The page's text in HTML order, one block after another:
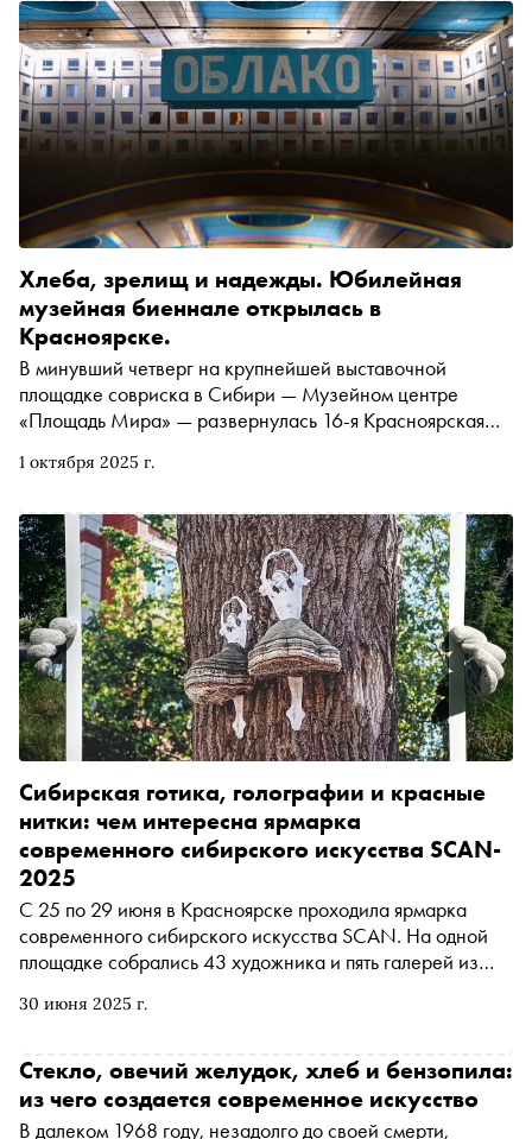
1 октября 2025 г.
Хлеба, зрелищ и надежды. Юбилейная
музейная биеннале открылась в
Красноярске.
В минувший четверг на крупнейшей выставочной
площадке совриска в Сибири — Музейном центре
«Площадь Мира» — развернулась 16-я Красноярская
организаторы решились на эксперимент: лабораторию,
музейными кураторами. В результате получился целый
«Музей надежды», который можно посетить до 15
февраля 2026 года. А к нему вдогонку — две
масштабные выставки-спецпроекта с работами
фундаментальных художников в своих медиумах:
фотографа Александра Слюсарева и живописца
Михаила Рогинского. Автор «Сноба» Катерина Алабина
в числе первых побывала на биеннале
30 июня 2025 г.
Сибирская готика, голографии и красные
нитки: чем интересна ярмарка
современного сибирского искусства SCAN-
2025
С 25 по 29 июня в Красноярске проходила ярмарка
современного сибирского искусства SCAN. На одной
площадке собрались 43 художника и пять галерей из
ярмарке появилась секция предметного дизайна,
направлению SCAN City некоторые арт-объекты можно
увидеть в различных городских пространствах до конца
лета. Автор «Сноба» Катерина Алабина посетила
Стекло, овечий желудок, хлеб и бензопила:
из чего создается современное искусство
В далеком 1968 году, незадолго до своей смерти,